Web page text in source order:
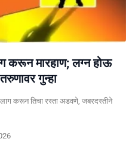
करून मारहाण; लग्न होऊ
गुन्हा
पाठलाग करून तिचा रस्ता अडवणे, जबरदस्तीने